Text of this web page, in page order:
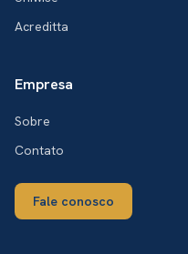
Acreditta
Empresa
Sobre
Contato
Fale conosco